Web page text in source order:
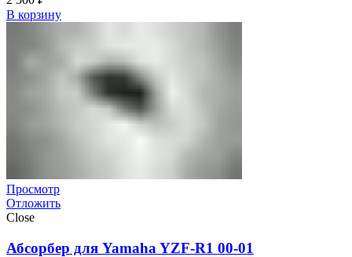
В корзину
Просмотр
Отложить
Close
Абсорбер для Yamaha YZF-R1 00-01